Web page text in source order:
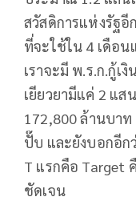
สวัสดิการแห่งรัฐอี
ที่จะใช้ใน 4 เดือ
เราจะมี พ.ร.ก.กู้เ
เยียวยามีแค่ 2 แส
172,800 ล้านบา
ปั๊บ และยังบอกอีก
T แรกคือ Target
ชัดเจน